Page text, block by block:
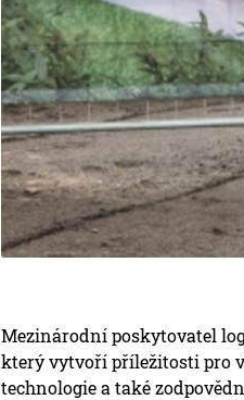
Mezinárodní poskytovatel
který vytvoří příležitosti pro
technologie a také